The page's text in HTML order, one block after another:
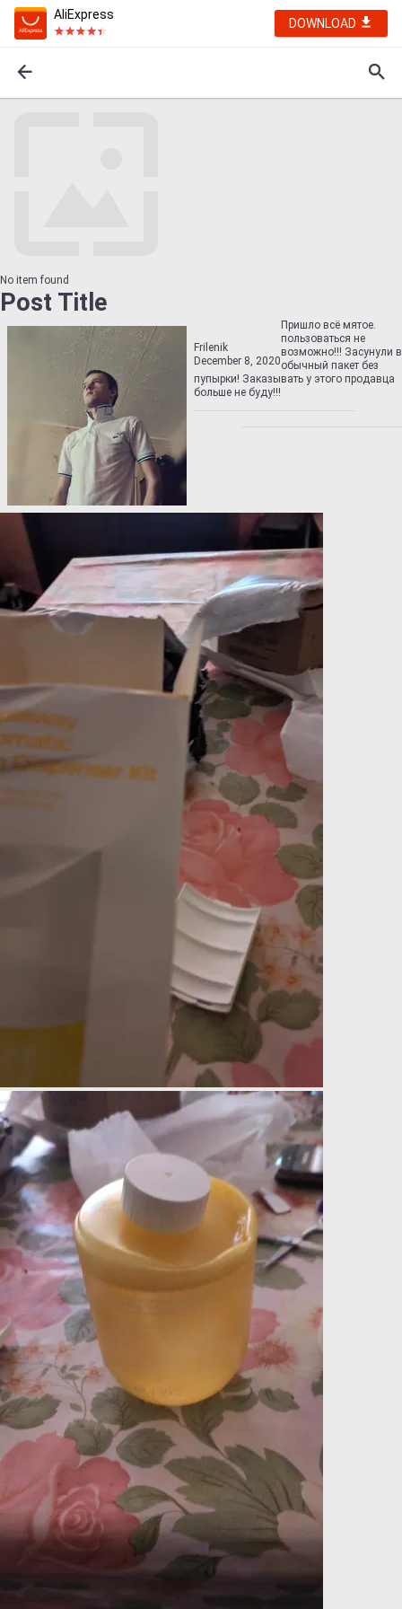
AliExpress
DOWNLOAD
No item found
Post Title
Frilenik
December 8, 2020
Пришло всё мятое.
пользоваться не
возможно!!! Засунули в
обычный пакет без
пупырки! Заказывать у этого продавца
больше не буду!!!